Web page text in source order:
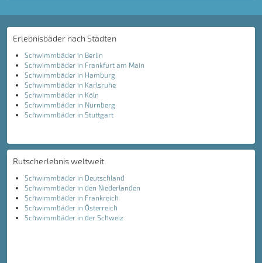
Erlebnisbäder nach Städten
Schwimmbäder in Berlin
Schwimmbäder in Frankfurt am Main
Schwimmbäder in Hamburg
Schwimmbäder in Karlsruhe
Schwimmbäder in Köln
Schwimmbäder in Nürnberg
Schwimmbäder in Stuttgart
Rutscherlebnis weltweit
Schwimmbäder in Deutschland
Schwimmbäder in den Niederlanden
Schwimmbäder in Frankreich
Schwimmbäder in Österreich
Schwimmbäder in der Schweiz